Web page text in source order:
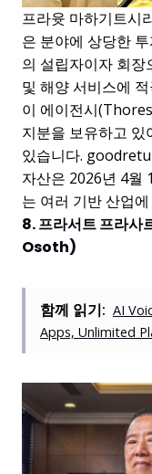
프라윳 마하기트시
은 분야에 상당한
의 설립자이자 회장
및 해양 서비스에
이 에이전시
지분을 보유하고 있
있습니다.
자산은 2026년 4월
는 여러 기반 산업
8. 프라서트 프라
Osoth)
함께 읽기: AI
Apps, Unlimited